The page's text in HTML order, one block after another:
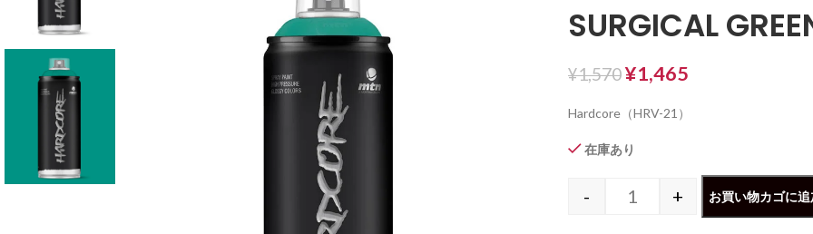
SURGICAL
¥1,570¥1,465
Hardcore（HRV-21）
在庫あり
- + お買い物カゴに追